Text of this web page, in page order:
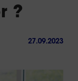
?
27.09.2023